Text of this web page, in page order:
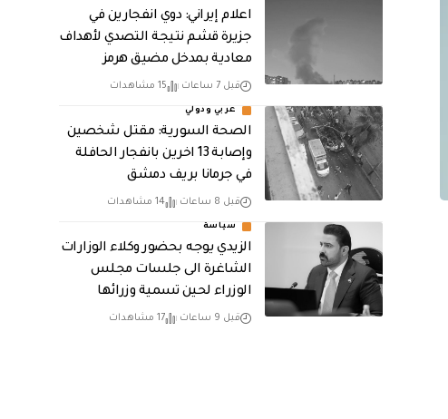
اعلام إيراني: دوي انفجارين في
جزيرة قشم نتيجة التصدي لأهداف
معادية بمدخل مضيق هرمز
قبل 7 ساعات 15 مشاهدات
عربي ودولي
الصحة السورية: مقتل شخصين
وإصابة 13 اخرين بانفجار الحافلة
في جرمانا بريف دمشق
قبل 8 ساعات 14 مشاهدات
سياسة
الزيدي يوجه بحضور وكلاء الوزارات
الشاغرة الى جلسات مجلس
الوزراء لحين تسمية وزرائها
قبل 9 ساعات 17 مشاهدات